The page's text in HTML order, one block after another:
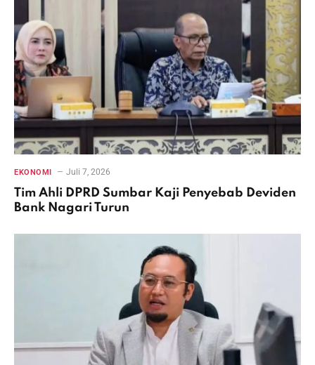
EKONOMI Juli 7, 2026
Tim Ahli DPRD Sumbar Kaji Penyebab Deviden
Bank Nagari Turun